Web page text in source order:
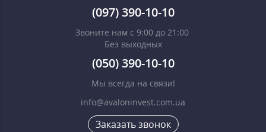
(097) 390-10-10
Звоните нам с 9:00 до 21:00
Без выходных
(050) 390-10-10
Мы всегда на связи!
info@avaloninvest.com.ua
Заказать звонок